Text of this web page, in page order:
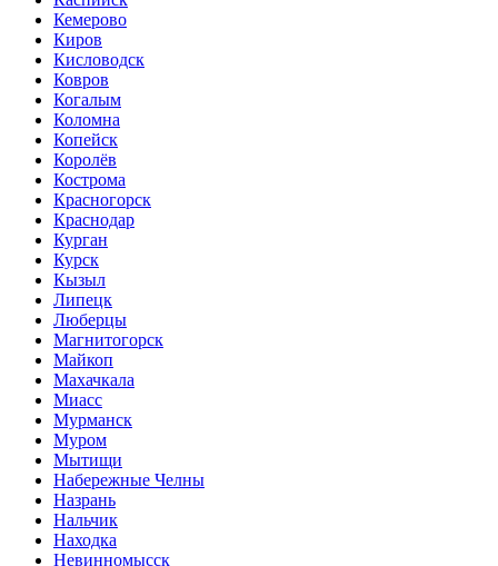
Кемерово
Киров
Кисловодск
Ковров
Когалым
Коломна
Копейск
Королёв
Кострома
Красногорск
Краснодар
Курган
Курск
Кызыл
Липецк
Люберцы
Магнитогорск
Майкоп
Махачкала
Миасс
Мурманск
Муром
Мытищи
Набережные Челны
Назрань
Нальчик
Находка
Невинномысск